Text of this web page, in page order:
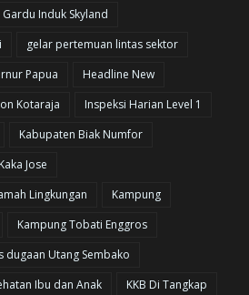
Gardu Induk Skyland
gelar pertemuan lintas sektor
Papua
Headline New
Kotaraja
Inspeksi Harian Level 1
Kabupaten Biak Numfor
Kaka Jose
Lingkungan
Kampung
Kampung Tobati Enggros
dugaan Utang Sembako
Ibu dan Anak
KKB Di Tangkap